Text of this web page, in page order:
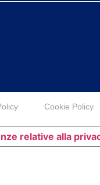
Cookie Policy
relative alla